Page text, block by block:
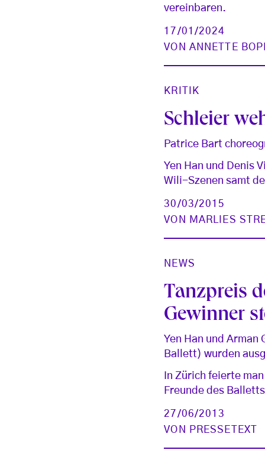
vereinbaren.
17/01/2024
VON ANNETTE
KRITIK
Schleier
Patrice Bart
Yen Han und Denis
Wili-Szenen samt
30/03/2015
VON
MARLIES
NEWS
Tanzpreis
Gewinner
Yen Han und
Ballett) wurden
In Zürich feierte
Freunde des
27/06/2013
VON
PRESSETEXT